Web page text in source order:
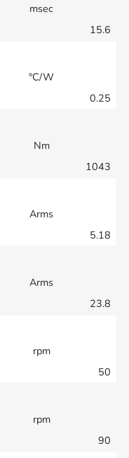
msec
15.6
°C/W
0.25
Nm
1043
Arms
5.18
Arms
23.8
rpm
50
rpm
90